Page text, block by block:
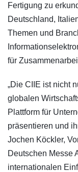
Fertigung zu
Deutschland,
Themen und
für
„Die CIIE ist nicht
globalen
Plattform für
präsentieren und
Jochen Köckler,
Deutschen Messe
internationalen